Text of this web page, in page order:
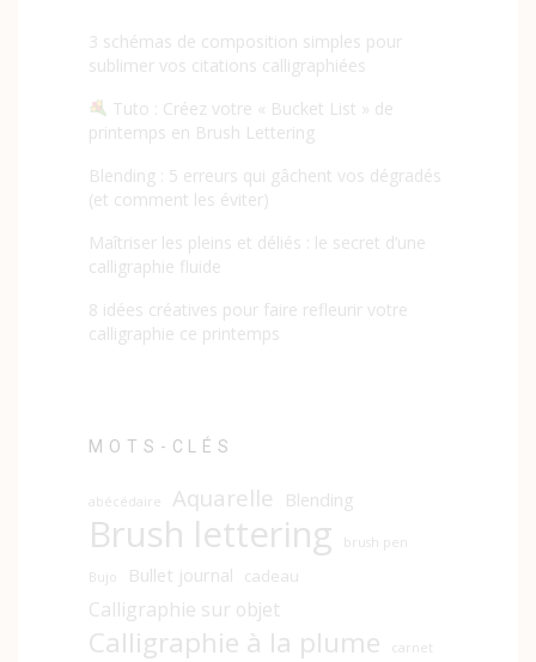
3 schémas de composition simples pour
sublimer vos citations calligraphiées
Tuto : Créez votre « Bucket List » de
printemps en Brush Lettering
Blending : 5 erreurs qui gâchent vos dégradés
(et comment les éviter)
Maîtriser les pleins et déliés : le secret d’une
calligraphie fluide
8 idées créatives pour faire refleurir votre
calligraphie ce printemps
MOTS-CLÉS
abécédaire Aquarelle Blending
Brush lettering brush pen
Bujo Bullet journal cadeau
Calligraphie sur objet
Calligraphie à la plume carnet